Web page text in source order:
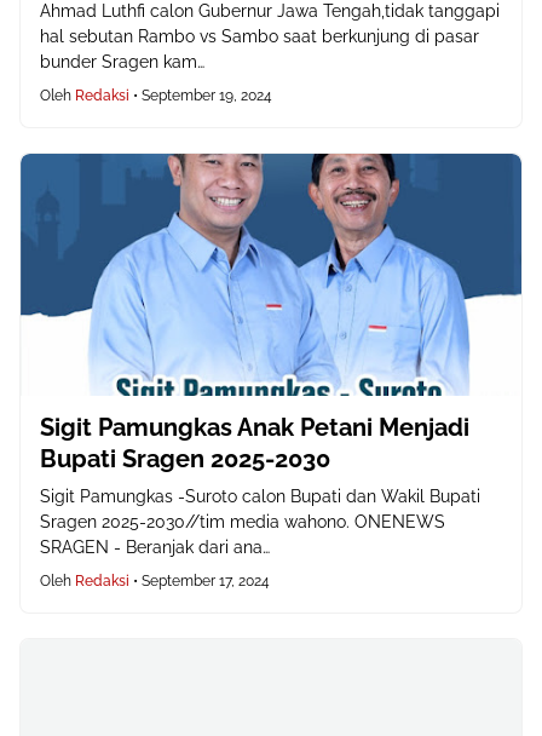
Ahmad Luthfi calon Gubernur Jawa Tengah,tidak tanggapi
hal sebutan Rambo vs Sambo saat berkunjung di pasar
bunder Sragen kam…
Oleh Redaksi • September 19, 2024
Sigit Pamungkas Anak Petani Menjadi
Bupati Sragen 2025-2030
Sigit Pamungkas -Suroto calon Bupati dan Wakil Bupati
Sragen 2025-2030//tim media wahono. ONENEWS
SRAGEN - Beranjak dari ana…
Oleh Redaksi • September 17, 2024